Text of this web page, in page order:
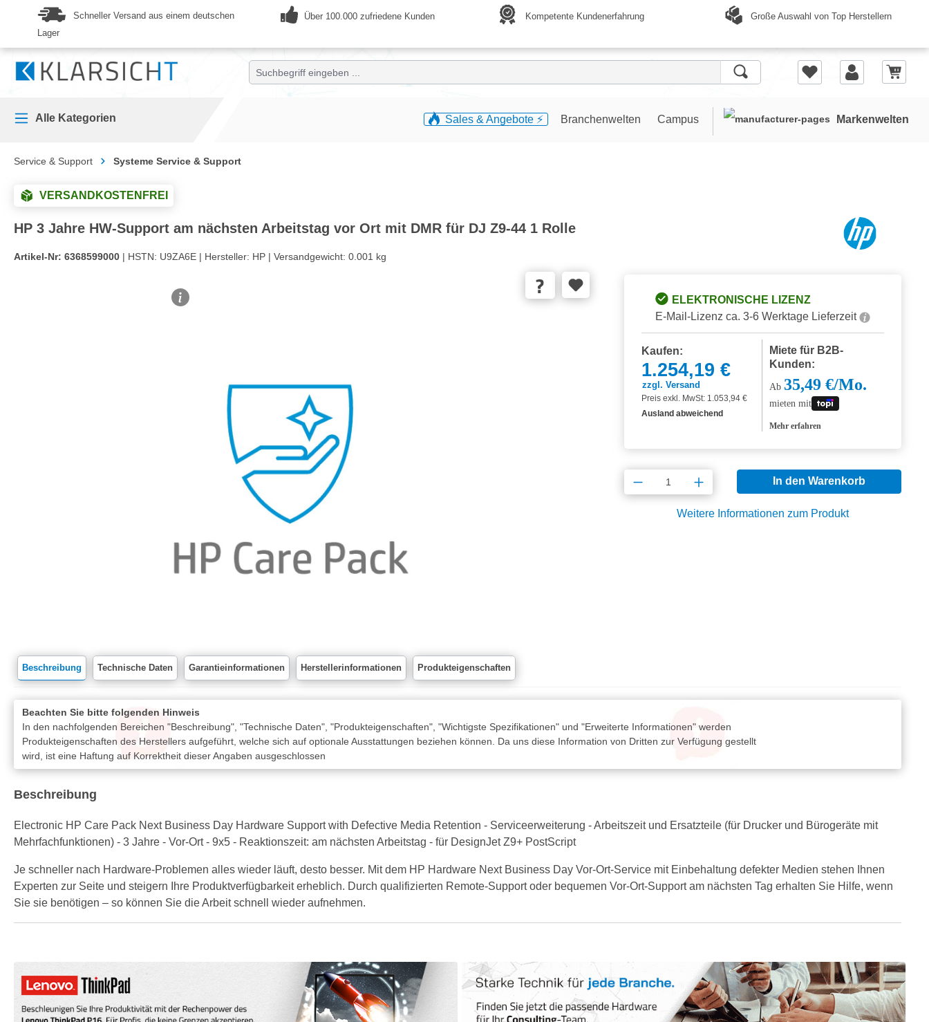
Zur Hauptnavigation springen
Schneller Versand aus einem deutschen
Lager
Über 100.000 zufriedene Kunden Kompetente Kundenerfahrung Große Auswahl von Top Herstellern
Alle Kategorien Sales & Angebote ⚡️ Branchenwelten Campus Markenwelten
Service & Support Systeme Service & Support
VERSANDKOSTENFREI
HP 3 Jahre HW-Support am nächsten Arbeitstag vor Ort mit DMR für DJ Z9-44 1 Rolle
Artikel-Nr: 6368599000 | HSTN: U9ZA6E | Hersteller: HP | Versandgewicht: 0.001 kg
ELEKTRONISCHE LIZENZ
E-Mail-Lizenz ca. 3-6 Werktage Lieferzeit
Kaufen:
1.254,19 €
zzgl. Versand
Preis exkl. MwSt: 1.053,94 €
Ausland abweichend
Miete für B2B-
Kunden:
Ab 35,49 €/Mo.
mieten mit
Mehr erfahren
Produkt Anzahl: Gib den gewünschten
In den Warenkorb
Weitere Informationen zum Produkt
Beschreibung Technische Daten Garantieinformationen Herstellerinformationen Produkteigenschaften
Beachten Sie bitte folgenden Hinweis
In den nachfolgenden Bereichen "Beschreibung", "Technische Daten", "Produkteigenschaften", "Wichtigste Spezifikationen" und "Erweiterte Informationen" werden
Produkteigenschaften des Herstellers aufgeführt, welche sich auf optionale Ausstattungen beziehen können. Da uns diese Information von Dritten zur Verfügung gestellt
wird, ist eine Haftung auf Korrektheit dieser Angaben ausgeschlossen
Beschreibung
Electronic HP Care Pack Next Business Day Hardware Support with Defective Media Retention - Serviceerweiterung - Arbeitszeit und Ersatzteile (für Drucker und Bürogeräte mit
Mehrfachfunktionen) - 3 Jahre - Vor-Ort - 9x5 - Reaktionszeit: am nächsten Arbeitstag - für DesignJet Z9+ PostScript
Je schneller nach Hardware-Problemen alles wieder läuft, desto besser. Mit dem HP Hardware Next Business Day Vor-Ort-Service mit Einbehaltung defekter Medien stehen Ihnen
Experten zur Seite und steigern Ihre Produktverfügbarkeit erheblich. Durch qualifizierten Remote-Support oder bequemen Vor-Ort-Support am nächsten Tag erhalten Sie Hilfe, wenn
Sie sie benötigen – so können Sie die Arbeit schnell wieder aufnehmen.